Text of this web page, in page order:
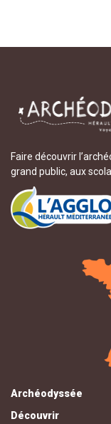
Faire découvrir
grand public, aux
Archéodyssée
Découvrir